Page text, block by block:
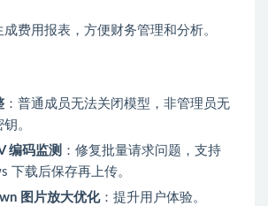
成费用报表，方便财务管理和分析。
：普通成员无法关闭模型，非管理员无
。
编码监测 ：修复批量请求问题，支持
下载后保存再上传。
图片放大优化：提升用户体验。